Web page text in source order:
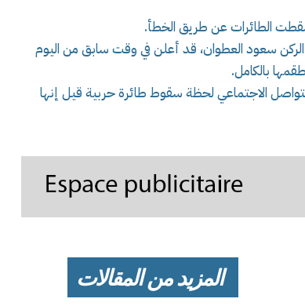
الطائرات عن طريق الخطأ.
الركن سعود العطوان، قد أعلن في وقت سابق من اليوم
بالكامل.
الاجتماعي لحظة سقوط طائرة حربية قيل إنها
المزيد من المقالات